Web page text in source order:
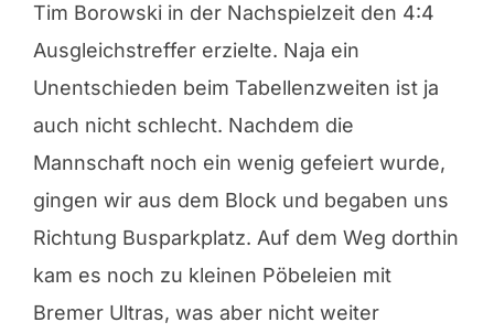
Tim Borowski in der Nachspielzeit den 4:4
Ausgleichstreffer erzielte. Naja ein
Unentschieden beim Tabellenzweiten ist ja
auch nicht schlecht. Nachdem die
Mannschaft noch ein wenig gefeiert wurde,
gingen wir aus dem Block und begaben uns
Richtung Busparkplatz. Auf dem Weg dorthin
kam es noch zu kleinen Pöbeleien mit
Bremer Ultras, was aber nicht weiter